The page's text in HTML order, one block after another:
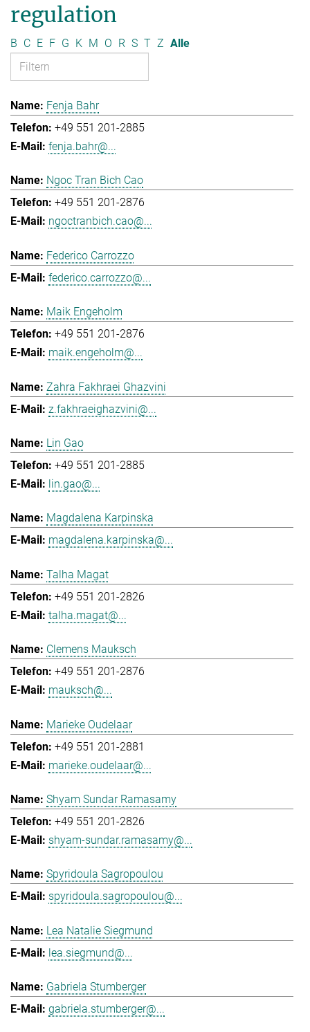
regulation
B C E F G K M O R S T Z Alle
Fenja Bahr
+49 551 201-2885
fenja.bahr@...
Ngoc Tran Bich Cao
+49 551 201-2876
ngoctranbich.cao@...
Federico Carrozzo
federico.carrozzo@...
Maik Engeholm
+49 551 201-2876
maik.engeholm@...
Zahra Fakhraei Ghazvini
z.fakhraeighazvini@...
Lin Gao
+49 551 201-2885
lin.gao@...
Magdalena Karpinska
magdalena.karpinska@...
Talha Magat
+49 551 201-2826
talha.magat@...
Clemens Mauksch
+49 551 201-2876
mauksch@...
Marieke Oudelaar
+49 551 201-2881
marieke.oudelaar@...
Shyam Sundar Ramasamy
+49 551 201-2826
shyam-sundar.ramasamy@...
Spyridoula Sagropoulou
spyridoula.sagropoulou@...
Lea Natalie Siegmund
lea.siegmund@...
Gabriela Stumberger
gabriela.stumberger@...